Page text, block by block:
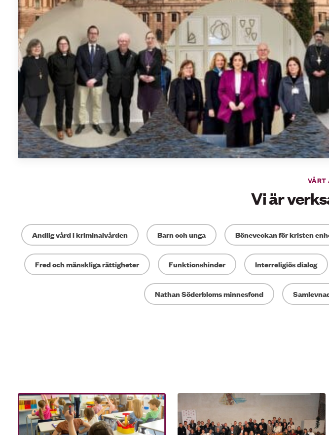
VÅRT
Vi är
Andlig vård i kriminalvården Barn och unga Böneveckan för kristen
Fred och mänskliga rättigheter Funktionshinder Interreligiös dialog
Nathan Söderbloms minnesfond